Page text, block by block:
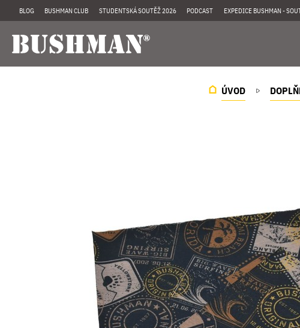
BLOG BUSHMAN CLUB STUDENTSKÁ SOUTĚŽ 2026 PODCAST EXPEDICE BUSHMAN -
ÚVOD